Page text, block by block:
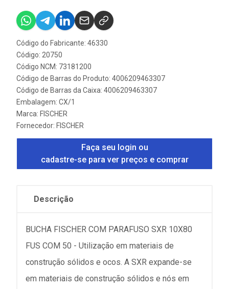
Código do Fabricante: 46330
Código: 20750
Código NCM: 73181200
Código de Barras do Produto: 4006209463307
Código de Barras da Caixa: 4006209463307
Embalagem: CX/1
Marca: FISCHER
Fornecedor: FISCHER
Faça seu login ou
cadastre-se para ver preços e comprar
Descrição
BUCHA FISCHER COM PARAFUSO SXR 10X80
FUS COM 50 - Utilização em materiais de
construção sólidos e ocos. A SXR expande-se
em materiais de construção sólidos e nós em